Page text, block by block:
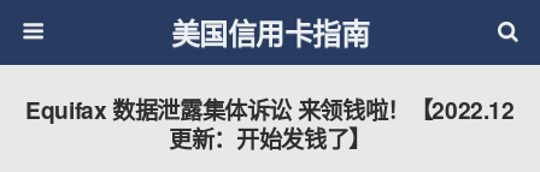
美国信用卡指南
Equifax 数据泄露集体诉讼 来领钱啦！【2022.12
更新：开始发钱了】